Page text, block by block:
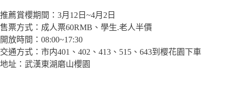
推薦賞櫻期間：3月12日~4月2日
售票方式：成人票60RMB、學生.老人半價
開放時間：08:00~17:30
交通方式：市内401、402、413、515、643到樱花園下車
地址：武漢東湖磨山櫻園